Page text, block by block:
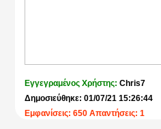
Εγγεγραμένος Χρήστης:Chris7
Δημοσιεύθηκε: 01/07/21 15:26:44
Εμφανίσεις: 650 Απαντήσεις: 1